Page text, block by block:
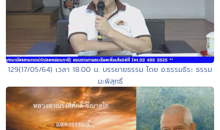
129(17/05/64) เวลา 18.00 น. บรรยายธรรม โดย อ.ธรรมธีระ ธรรม
มะพิสุทธิ์